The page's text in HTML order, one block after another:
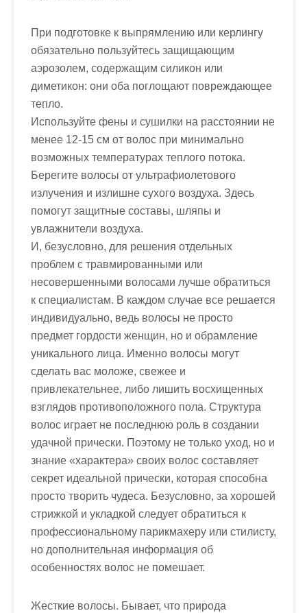
При подготовке к выпрямлению или керлингу
обязательно пользуйтесь защищающим
аэрозолем, содержащим силикон или
диметикон: они оба поглощают повреждающее
тепло.
Используйте фены и сушилки на расстоянии не
менее 12-15 см от волос при минимально
возможных температурах теплого потока.
Берегите волосы от ультрафиолетового
излучения и излишне сухого воздуха. Здесь
помогут защитные составы, шляпы и
увлажнители воздуха.
И, безусловно, для решения отдельных
проблем с травмированными или
несовершенными волосами лучше обратиться
к специалистам. В каждом случае все решается
индивидуально, ведь волосы не просто
предмет гордости женщин, но и обрамление
уникального лица. Именно волосы могут
сделать вас моложе, свежее и
привлекательнее, либо лишить восхищенных
взглядов противоположного пола. Структура
волос играет не последнюю роль в создании
удачной прически. Поэтому не только уход, но и
знание «характера» своих волос составляет
секрет идеальной прически, которая способна
просто творить чудеса. Безусловно, за хорошей
стрижкой и укладкой следует обратиться к
профессиональному парикмахеру или стилисту,
но дополнительная информация об
особенностях волос не помешает.
Жесткие волосы. Бывает, что природа